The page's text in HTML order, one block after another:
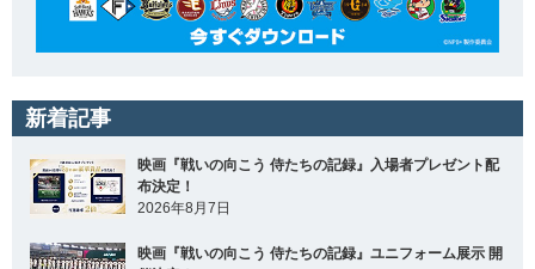
新着記事
映画『戦いの向こう 侍たちの記録』入場者プレゼント配
布決定！
2026年8月7日
映画『戦いの向こう 侍たちの記録』ユニフォーム展示 開